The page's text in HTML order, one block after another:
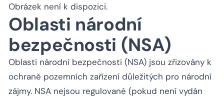
Obrázek není k dispozici.
Oblasti národní
bezpečnosti (NSA)
Oblasti národní bezpečnosti (NSA) jsou zřizovány k
ochraně pozemních zařízení důležitých pro národní
zájmy. NSA nejsou regulované (pokud není vydán